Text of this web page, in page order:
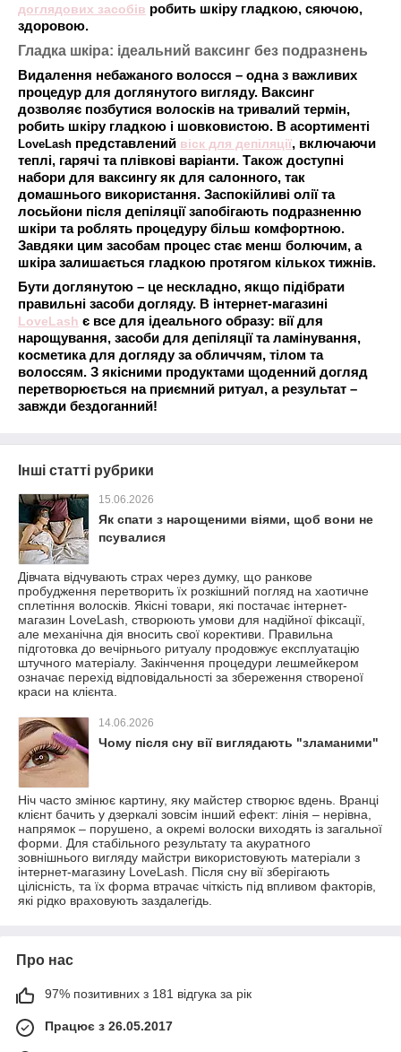
доглядових засобів робить шкіру гладкою, сяючою,
здоровою.
Гладка шкіра: ідеальний ваксинг без подразнень
Видалення небажаного волосся – одна з важливих
процедур для доглянутого вигляду. Ваксинг
дозволяє позбутися волосків на тривалий термін,
робить шкіру гладкою і шовковистою. В асортименті
LoveLash представлений віск для депіляції, включаючи
теплі, гарячі та плівкові варіанти. Також доступні
набори для ваксингу як для салонного, так
домашнього використання. Заспокійливі олії та
лосьйони після депіляції запобігають подразненню
шкіри та роблять процедуру більш комфортною.
Завдяки цим засобам процес стає менш болючим, а
шкіра залишається гладкою протягом кількох тижнів.
Бути доглянутою – це нескладно, якщо підібрати
правильні засоби догляду. В інтернет-магазині
LoveLash є все для ідеального образу: вії для
нарощування, засоби для депіляції та ламінування,
косметика для догляду за обличчям, тілом та
волоссям. З якісними продуктами щоденний догляд
перетворюється на приємний ритуал, а результат –
завжди бездоганний!
Інші статті рубрики
15.06.2026
Як спати з нарощеними віями, щоб вони не
псувалися
Дівчата відчувають страх через думку, що ранкове
пробудження перетворить їх розкішний погляд на хаотичне
сплетіння волосків. Якісні товари, які постачає інтернет-
магазин LoveLash, створюють умови для надійної фіксації,
але механічна дія вносить свої корективи. Правильна
підготовка до вечірнього ритуалу продовжує експлуатацію
штучного матеріалу. Закінчення процедури лешмейкером
означає перехід відповідальності за збереження створеної
краси на клієнта.
14.06.2026
Чому після сну вії виглядають "зламаними"
Ніч часто змінює картину, яку майстер створює вдень. Вранці
клієнт бачить у дзеркалі зовсім інший ефект: лінія – нерівна,
напрямок – порушено, а окремі волоски виходять із загальної
форми. Для стабільного результату та акуратного
зовнішнього вигляду майстри використовують матеріали з
інтернет-магазину LoveLash. Після сну вії зберігають
цілісність, та їх форма втрачає чіткість під впливом факторів,
які рідко враховують заздалегідь.
Про нас
97% позитивних з 181 відгука за рік
Працює з 26.05.2017